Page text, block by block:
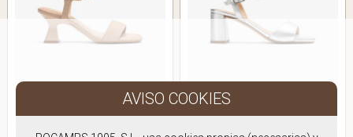
UNISA MADORA UNISA MORATY